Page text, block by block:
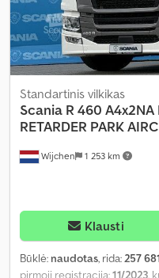
Wijchen 1 253 km
Standartinis vilkikas
Scania R 460 A4x2NA
RETARDER PARK
Klausti
Būklė: naudotas, rida:257
pirmoji registracija:11/2023,